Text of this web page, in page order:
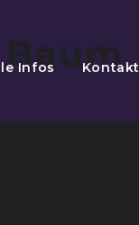
Infos Kontakt